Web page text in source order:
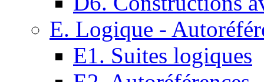
E. Logique -
E1. Suites logiques